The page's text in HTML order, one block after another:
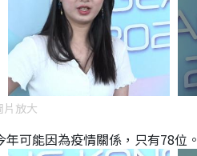
片放大
可能因為疫情關係，只有78位。